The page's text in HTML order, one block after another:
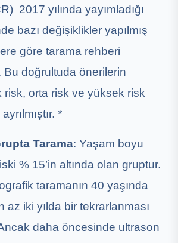
2017 yılında yayımladığı
bazı değişiklikler yapılmış
göre tarama rehberi
Bu doğrultuda önerilerin
risk, orta risk ve yüksek risk
*
Tarama: Yaşam boyu
% 15’in altında olan gruptur.
taramanın 40 yaşında
az iki yılda bir tekrarlanması
daha öncesinde ultrason